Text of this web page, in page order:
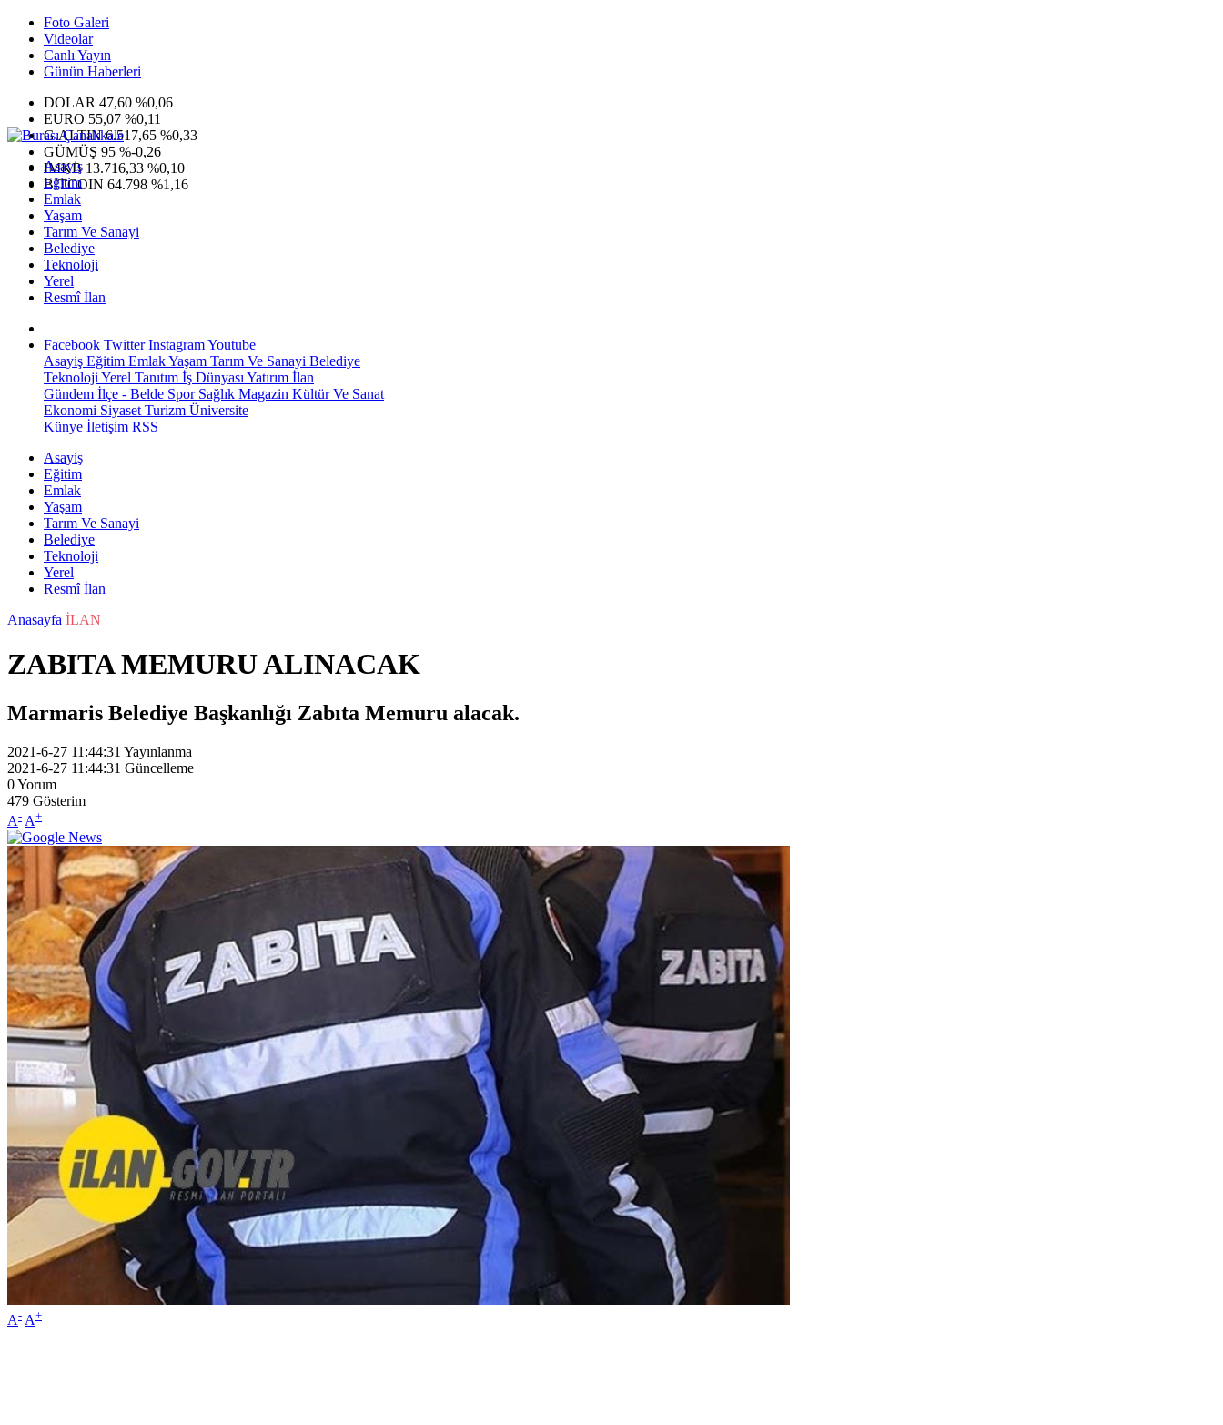
Foto Galeri
Videolar
Canlı Yayın
Günün Haberleri
DOLAR 47,60 %0,06
EURO 55,07 %0,11
G.ALTIN6.517,65 %0,33
GÜMÜŞ 95 %-0,26
IMKB 13.716,33 %0,10
BITCOIN 64.798 %1,16
Asayiş
Eğitim
Emlak
Yaşam
Tarım Ve Sanayi
Belediye
Teknoloji
Yerel
Resmî İlan
Facebook Twitter InstagramYoutube
Asayiş Eğitim EmlakYaşam Tarım Ve Sanayi Belediye
Teknoloji Yerel Tanıtım İş Dünyası Yatırım İlan
Gündem İlçe - Belde SporSağlık Magazin Kültür Ve Sanat
Ekonomi Siyaset Turizm Üniversite
Künye İletişim RSS
Asayiş
Eğitim
Emlak
Yaşam
Tarım Ve Sanayi
Belediye
Teknoloji
Yerel
Resmî İlan
Anasayfa İLAN
ZABITA MEMURU ALINACAK
Marmaris Belediye Başkanlığı Zabıta Memuru alacak.
2021-6-27 11:44:31 Yayınlanma
2021-6-27 11:44:31 Güncelleme
0Yorum
479 Gösterim
A- A+
A- A+